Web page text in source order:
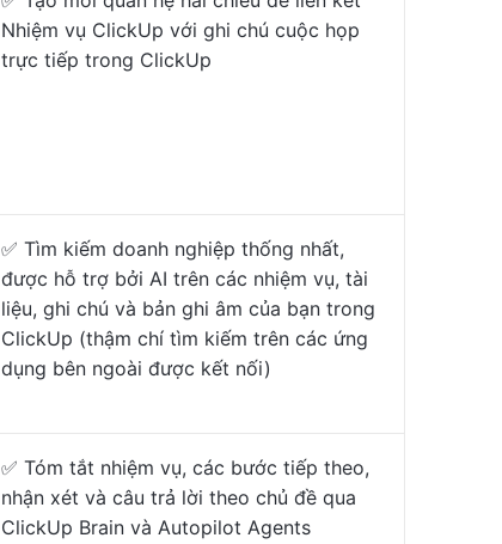
Nhiệm vụ ClickUp với ghi chú cuộc họp
trực tiếp trong ClickUp
✅ Tìm kiếm doanh nghiệp thống nhất,
được hỗ trợ bởi AI trên các nhiệm vụ, tài
liệu, ghi chú và bản ghi âm của bạn trong
ClickUp (thậm chí tìm kiếm trên các ứng
dụng bên ngoài được kết nối)
✅ Tóm tắt nhiệm vụ, các bước tiếp theo,
nhận xét và câu trả lời theo chủ đề qua
ClickUp Brain và Autopilot Agents